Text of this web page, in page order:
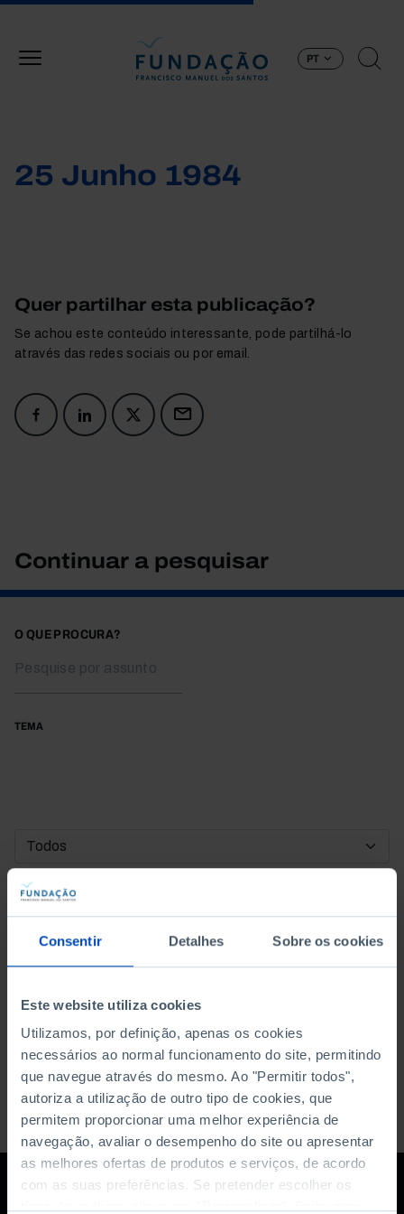
Consentir Detalhes Sobre os cookies
Este website utiliza cookies
Utilizamos, por definição, apenas os cookies
necessários ao normal funcionamento do site, permitindo
que navegue através do mesmo. Ao "Permitir todos",
autoriza a utilização de outro tipo de cookies, que
permitem proporcionar uma melhor experiência de
navegação, avaliar o desempenho do site ou apresentar
as melhores ofertas de produtos e serviços, de acordo
com as suas preferências. Se pretender escolher os
PT
25 Junho 1984
Quer partilhar esta publicação?
Se achou este conteúdo interessante, pode partilhá-lo
através das redes sociais ou por email.
Continuar a pesquisar
O QUE PROCURA?
TEMA
DATA DE INÍCIO
DATA DE FIM